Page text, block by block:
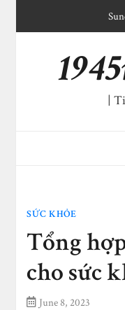
|
SỨC KHỎE
Tổng
cho sức
June 8, 2023